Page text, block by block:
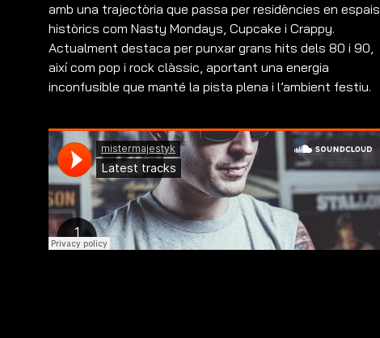
amb una trajectòria que passa per residències en espais
històrics com Nasty Mondays, Cupcake i Crappy.
Actualment destaca per punxar grans hits dels 80 i 90,
així com pop i rock clàssic, aportant una energia
inconfusible que manté la pista plena i l’ambient festiu.